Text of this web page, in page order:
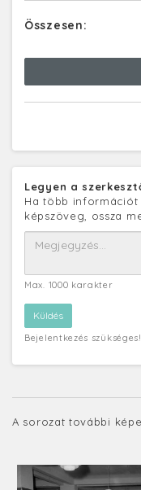
Összesen:
Legyen a
Ha több
képszöveg, ossza
Max. 1000 karakter
Bejelentkezés szükséges!
A sorozat további